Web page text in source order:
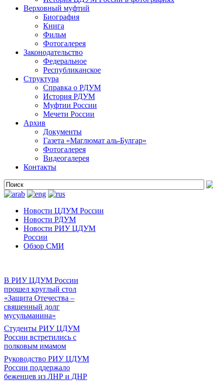
Верховный муфтий
Биография
Книга
Фильм
Фотогалерея
Законодательство
Федеральное
Республиканское
Структура
Справка о РДУМ
История РДУМ
Муфтии России
Мечети России
Архив
Документы
Газета «Маглюмат аль-Булгар»
Фотогалерея
Видеогалерея
Контакты
Новости ЦДУМ России
Новости РДУМ
Новости РИУ ЦДУМ
России
Обзор СМИ
В РИУ ЦДУМ России
прошел круглый стол
«Защита Отечества –
священный долг
мусульманина»
Студенты РИУ ЦДУМ
России встретились с
полковым имамом
Руководство РИУ ЦДУМ
России поддержало
беженцев из ЛНР и ДНР